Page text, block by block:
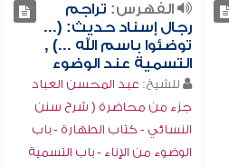
الفهرس: تراجم
رجال إسناد حديث: (...
توضئوا باسم الله ...) ,
التسمية عند الوضوء
للشيخ: عبد المحسن العباد
جزء من محاضرة ( شرح سنن
النسائي - كتاب الطهارة - باب
الوضوء من الإناء - باب التسمية